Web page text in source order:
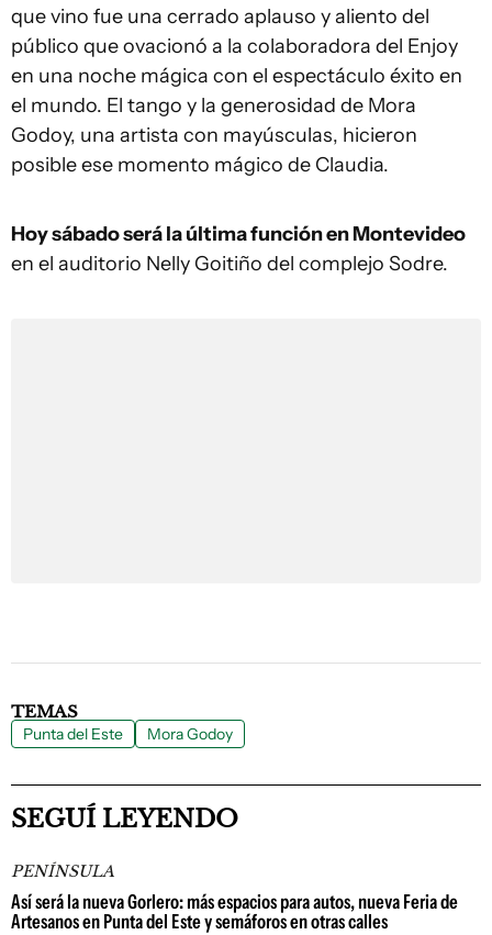
que vino fue una cerrado aplauso y aliento del
público que ovacionó a la colaboradora del Enjoy
en una noche mágica con el espectáculo éxito en
el mundo. El tango y la generosidad de Mora
Godoy, una artista con mayúsculas, hicieron
posible ese momento mágico de Claudia.
Hoy sábado será la última función en Montevideo
en el auditorio Nelly Goitiño del complejo Sodre.
TEMAS
Punta del Este Mora Godoy
SEGUÍ LEYENDO
PENÍNSULA
Así será la nueva Gorlero: más espacios para autos, nueva Feria de
Artesanos en Punta del Este y semáforos en otras calles